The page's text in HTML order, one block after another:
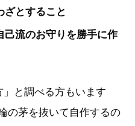
ざとすること
己流のお守りを勝手に作
と調べる方もいます
の茅を抜いて自作するの